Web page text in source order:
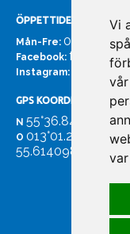
Vi
ÖPPETTIDER
Mån-Fre: 07:00 -
Facebook:
Instagram:
GPS KOORDINATER
N 55°36.847
O 013°01.255'
55.614098.